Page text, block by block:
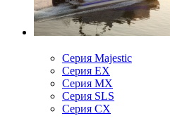
Серия Majestic
Серия EX
Серия MX
Серия SLS
Серия CX